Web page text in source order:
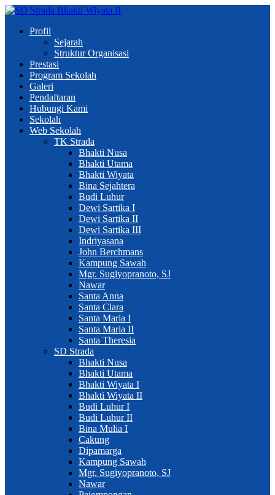
Profil
Sejarah
Struktur Organisasi
Prestasi
Program Sekolah
Galeri
Pendaftaran
Hubungi Kami
Sekolah
Web Sekolah
TK Strada
Bhakti Nusa
Bhakti Utama
Bhakti Wiyata
Bina Sejahtera
Budi Luhur
Dewi Sartika I
Dewi Sartika II
Dewi Sartika III
Indriyasana
John Berchmans
Kampung Sawah
Mgr. Sugiyopranoto, SJ
Nawar
Santa Anna
Santa Clara
Santa Maria I
Santa Maria II
Santa Theresia
SD Strada
Bhakti Nusa
Bhakti Utama
Bhakti Wiyata I
Bhakti Wiyata II
Budi Luhur I
Budi Luhur II
Bina Mulia I
Cakung
Dipamarga
Kampung Sawah
Mgr. Sugiyopranoto, SJ
Nawar